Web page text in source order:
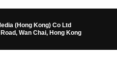
(Hong Kong) Co Ltd
Wan Chai, Hong Kong